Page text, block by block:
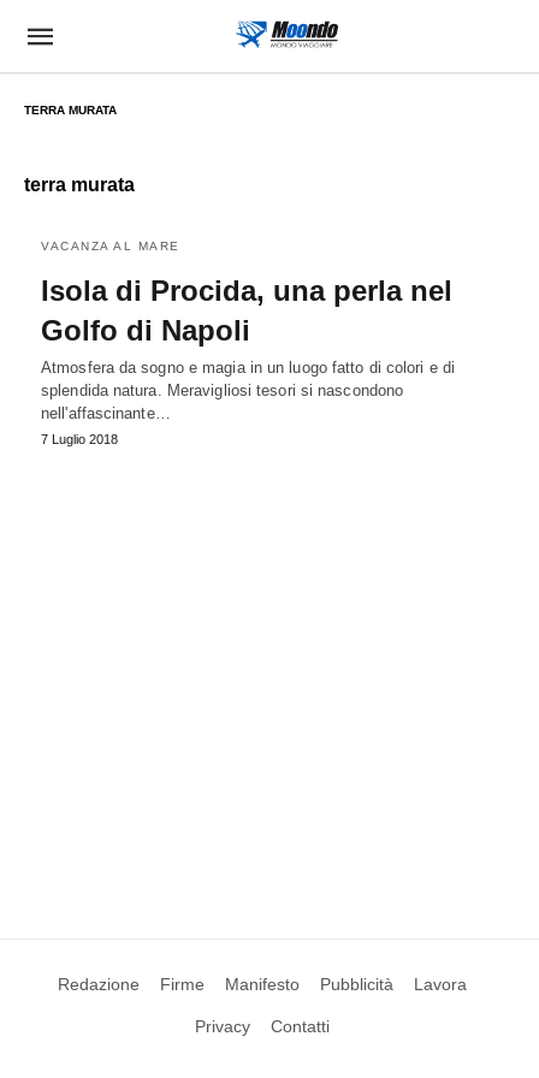
TERRA MURATA
terra murata
VACANZA AL MARE
Isola di Procida, una perla nel
Golfo di Napoli
Atmosfera da sogno e magia in un luogo fatto di colori e di
splendida natura. Meravigliosi tesori si nascondono
nell'affascinante…
7 Luglio 2018
Redazione Firme Manifesto Pubblicità Lavora
Privacy Contatti